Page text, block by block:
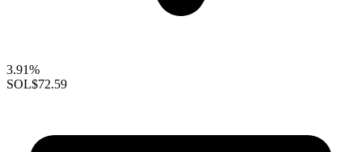
3.91%
SOL$72.59